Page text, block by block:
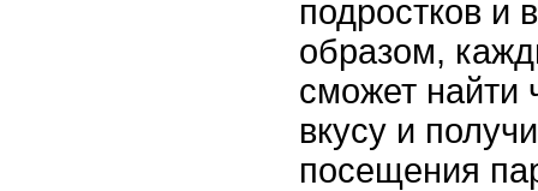
подростков и
образом,
сможет найти
вкусу и
посещения